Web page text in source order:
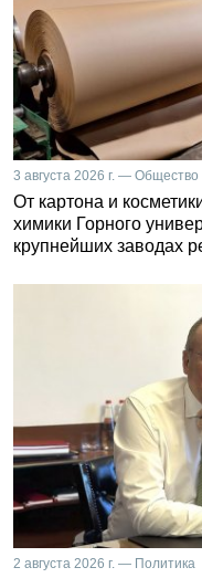
3 августа 2026 г. — Общество
От картона и
химики Горного
крупнейших заводах
2 августа 2026 г. — Политика